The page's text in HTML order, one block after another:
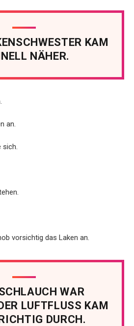
KAM
NÄHER.
an.
sich.
vorsichtig das Laken an.
WAR
LUFTFLUSS KAM
DURCH.